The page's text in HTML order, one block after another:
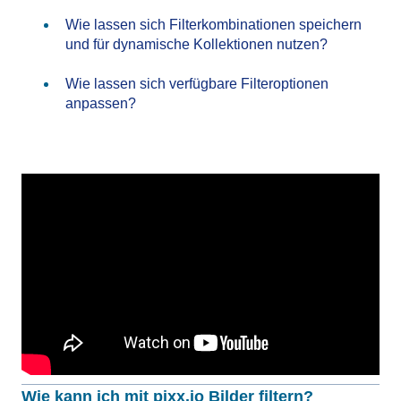
Wie lassen sich Filterkombinationen speichern
und für dynamische Kollektionen nutzen?
Wie lassen sich verfügbare Filteroptionen
anpassen?
Wie kann ich mit pixx.io Bilder filtern?